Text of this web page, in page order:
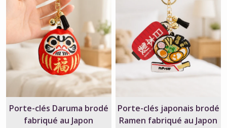
Porte-clés Daruma brodé
fabriqué au Japon
Porte-clés japonais brodé
Ramen fabriqué au Japon